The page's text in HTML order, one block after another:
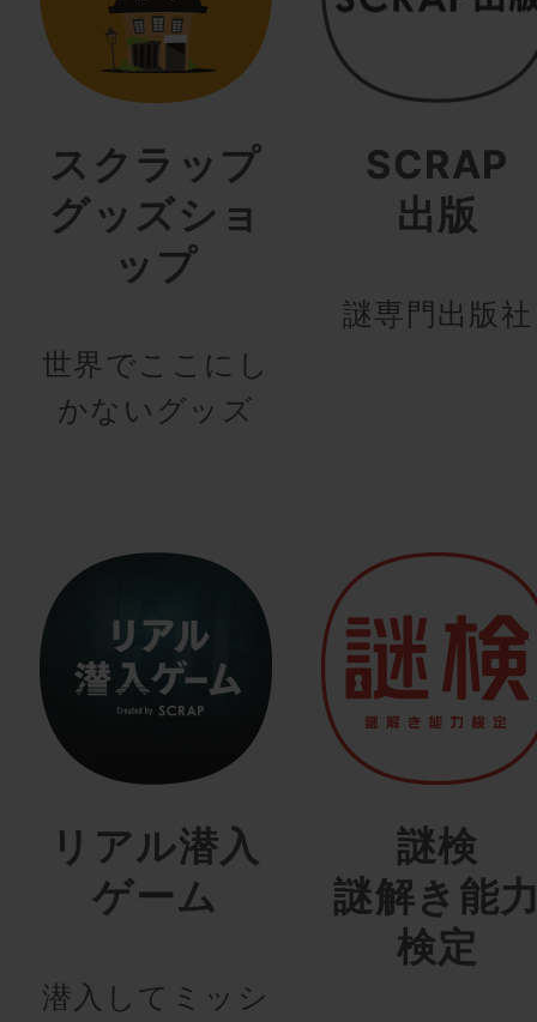
スクラップ
グッズショ
ップ
世界でここにし
かないグッズ
SCRAP
出版
謎専門出版社
リアル潜入
ゲーム
潜入してミッシ
謎検
謎解き能
検定